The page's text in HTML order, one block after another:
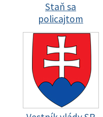
Staň sa
policajtom